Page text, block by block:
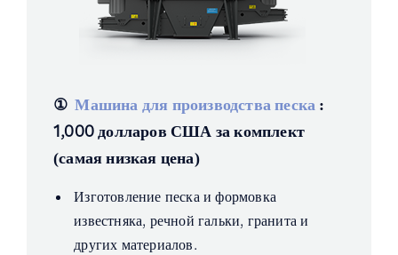
① Машина для производства песка :
1,000 долларов США за комплект
(самая низкая цена)
Изготовление песка и формовка
известняка, речной гальки, гранита и
других материалов.